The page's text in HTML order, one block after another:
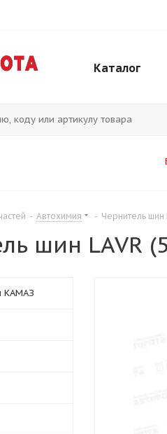
Каталог
- Автохимия - Чернитель шин
шин LAVR
КАМАЗ